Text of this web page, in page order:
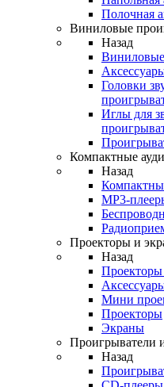
Полочная
Виниловые
Назад
Головки
Иглы для
Компактные
Назад
MP3-
Проекторы и
Назад
Мини
Проекторы
Экраны
Проигрыватели
Назад